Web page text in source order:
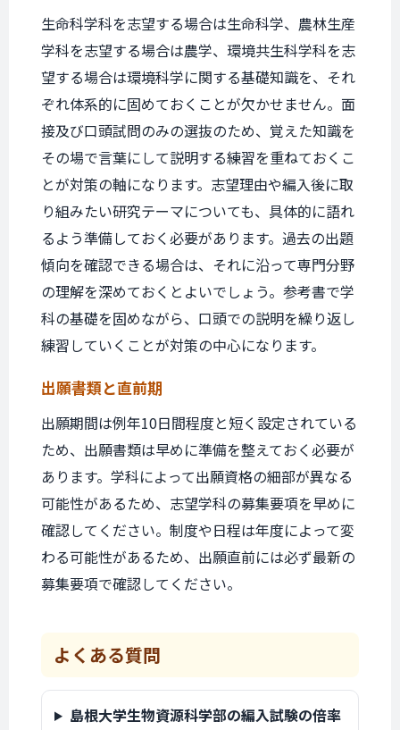
生命科学科を志望する場合は生命科学、農林生産
学科を志望する場合は農学、環境共生科学科を志
望する場合は環境科学に関する基礎知識を、それ
ぞれ体系的に固めておくことが欠かせません。面
接及び口頭試問のみの選抜のため、覚えた知識を
その場で言葉にして説明する練習を重ねておくこ
とが対策の軸になります。志望理由や編入後に取
り組みたい研究テーマについても、具体的に語れ
るよう準備しておく必要があります。過去の出題
傾向を確認できる場合は、それに沿って専門分野
の理解を深めておくとよいでしょう。参考書で学
科の基礎を固めながら、口頭での説明を繰り返し
練習していくことが対策の中心になります。
出願書類と直前期
出願期間は例年10日間程度と短く設定されている
ため、出願書類は早めに準備を整えておく必要が
あります。学科によって出願資格の細部が異なる
可能性があるため、志望学科の募集要項を早めに
確認してください。制度や日程は年度によって変
わる可能性があるため、出願直前には必ず最新の
募集要項で確認してください。
よくある質問
島根大学生物資源科学部の編入試験の倍率